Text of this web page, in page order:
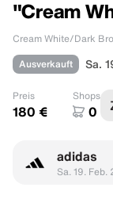
"Cream
Cream White/Dark
Ausverkauft Sa.
Preis
180 €
Shops
0
adidas
Sa. 19.